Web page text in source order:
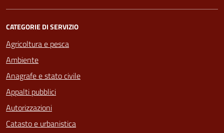
CATEGORIE DI SERVIZIO
Agricoltura e pesca
Ambiente
Anagrafe e stato civile
Appalti pubblici
Autorizzazioni
Catasto e urbanistica